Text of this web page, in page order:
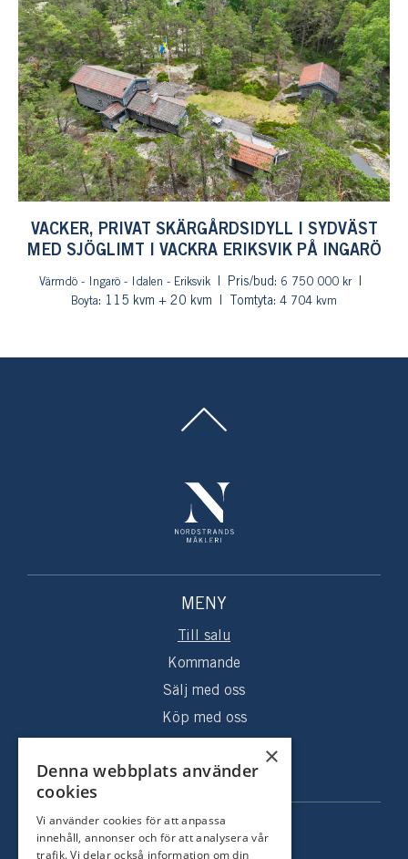
VACKER, PRIVAT SKÄRGÅRDSIDYLL I SYDVÄST
MED SJÖGLIMT I VACKRA ERIKSVIK PÅ INGARÖ
Värmdö - Ingarö - Idalen - Eriksvik Pris/bud: 6 750 000 kr
Boyta: 115 kvm + 20 kvm Tomtyta: 4 704 kvm
MENY
Till salu
Kommande
Sälj med oss
Köp med oss
Om oss
KONTAKT
×
Denna webbplats använder
cookies
Vi använder cookies för att anpassa
innehåll, annonser och för att analysera vår
trafik. Vi delar också information om din